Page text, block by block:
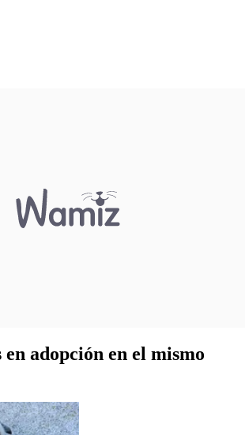
adopción en el mismo